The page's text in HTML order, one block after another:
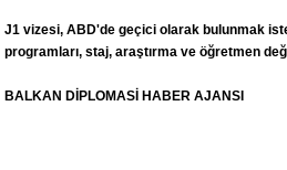
J1 vizesi, ABD'de geçici olarak bulunmak
programları, staj, araştırma ve öğretmen
BALKAN DİPLOMASİ HABER AJANSI